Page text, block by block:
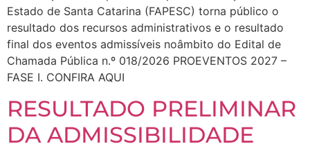
Estado de Santa Catarina (FAPESC) torna público o
resultado dos recursos administrativos e o resultado
final dos eventos admissíveis noâmbito do Edital de
Chamada Pública n.º 018/2026 PROEVENTOS 2027 –
FASE I. CONFIRA AQUI
RESULTADO PRELIMINAR
DA ADMISSIBILIDADE